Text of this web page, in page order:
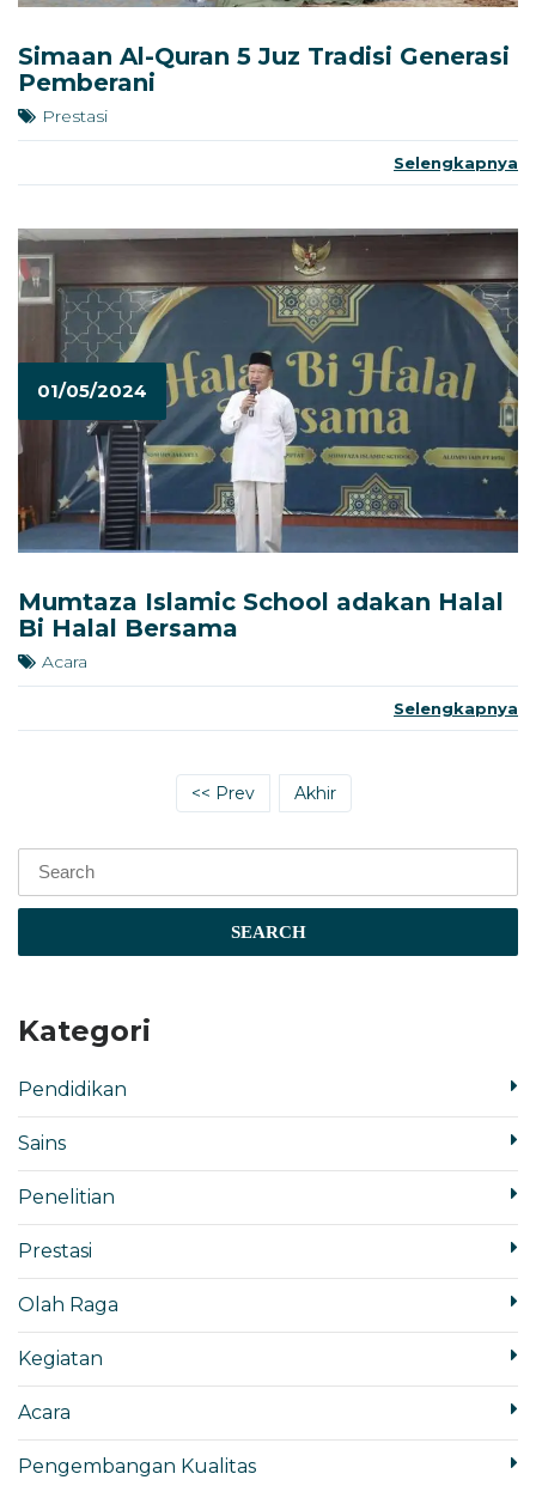
Simaan Al-Quran 5 Juz Tradisi Generasi
Pemberani
Prestasi
Selengkapnya
01/05/2024
Mumtaza Islamic School adakan Halal
Bi Halal Bersama
Acara
Selengkapnya
<< Prev Akhir
SEARCH
Kategori
Pendidikan
Sains
Penelitian
Prestasi
Olah Raga
Kegiatan
Acara
Pengembangan Kualitas